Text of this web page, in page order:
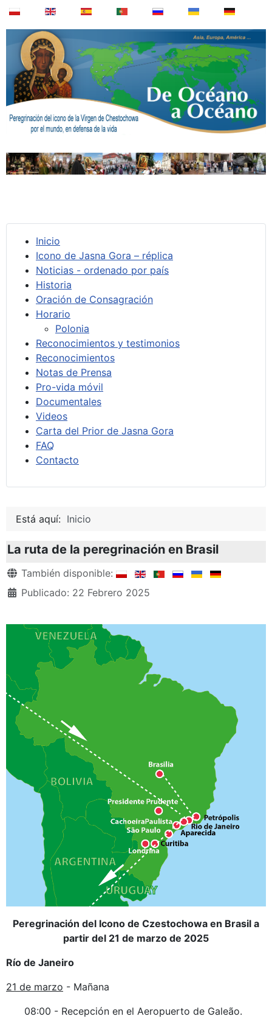
Inicio
Icono de Jasna Gora – réplica
Noticias - ordenado por país
Historia
Oración de Consagración
Horario
Polonia
Reconocimientos y testimonios
Reconocimientos
Notas de Prensa
Pro-vida móvil
Documentales
Videos
Carta del Prior de Jasna Gora
FAQ
Contacto
Está aquí: Inicio
La ruta de la peregrinación en Brasil
Detalles
También disponible:
Publicado: 22 Febrero 2025
Peregrinación del Icono de Czestochowa en Brasil a
partir del 21 de marzo de 2025
Río de Janeiro
21 de marzo - Mañana
08:00 - Recepción en el Aeropuerto de Galeão.